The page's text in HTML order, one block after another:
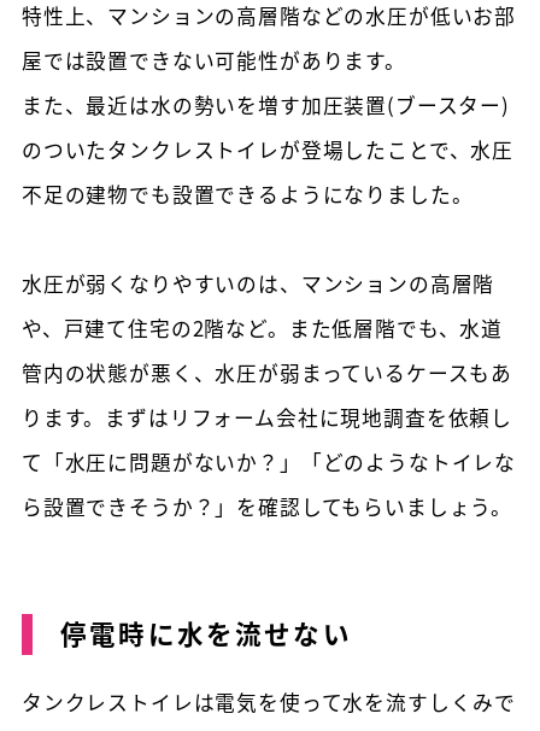
特性上、マンションの高層階などの水圧が低いお部
屋では設置できない可能性があります。
また、最近は水の勢いを増す加圧装置(ブースター)
のついたタンクレストイレが登場したことで、水圧
不足の建物でも設置できるようになりました。
水圧が弱くなりやすいのは、マンションの高層階
や、戸建て住宅の2階など。また低層階でも、水道
管内の状態が悪く、水圧が弱まっているケースもあ
ります。まずはリフォーム会社に現地調査を依頼し
て「水圧に問題がないか？」「どのようなトイレな
ら設置できそうか？」を確認してもらいましょう。
停電時に水を流せない
タンクレストイレは電気を使って水を流すしくみで